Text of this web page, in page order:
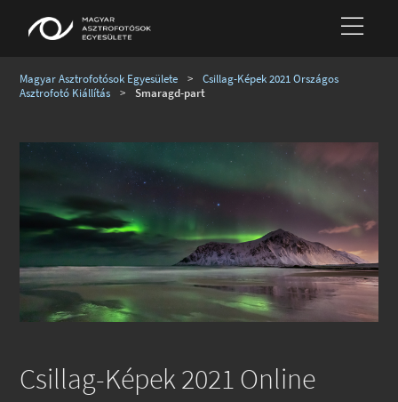
Magyar Asztrofotósok Egyesülete >
Csillag-Képek 2021 Országos
Asztrofotó Kiállítás
> Smaragd-part
Csillag-Képek 2021 Online